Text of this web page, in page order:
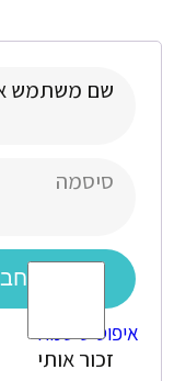
שם משתמש
סיסמה
זכור אותי
איפוס סיסמה